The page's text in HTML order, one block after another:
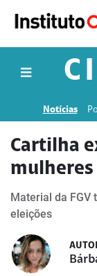
Notícias
Cartilha
Material da FGV
eleições